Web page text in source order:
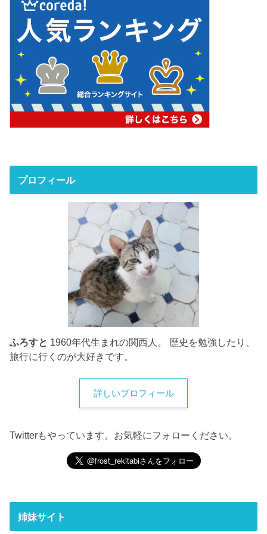
プロフィール
ふろすと 1960年代生まれの関西人。 歴史を勉強したり、
旅行に行くのが大好きです。
詳しいプロフィール
Twitterもやっています。お気軽にフォローください。
姉妹サイト